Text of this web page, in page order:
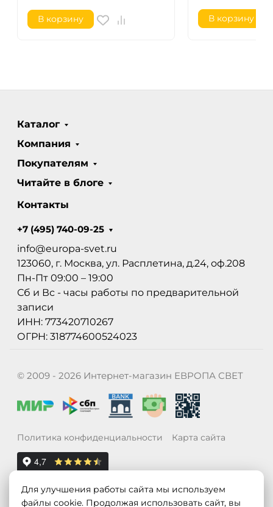
В корзину В корзину
Каталог
Компания
Покупателям
Читайте в блоге
Контакты
+7 (495) 740-09-25
info@europa-svet.ru
123060, г. Москва, ул. Расплетина, д.24, оф.208
Пн-Пт 09:00 – 19:00
Сб и Вс - часы работы по предварительной
записи
ИНН: 773420710267
ОГРН: 318774600524023
© 2009 - 2026 Интернет-магазин ЕВРОПА СВЕТ
Политика конфиденциальности Карта сайта
Для улучшения работы сайта мы используем
файлы cookie. Продолжая использовать сайт, вы